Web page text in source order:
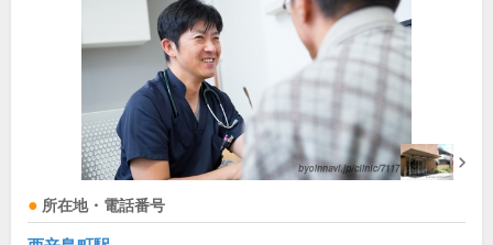
所在地・電話番号